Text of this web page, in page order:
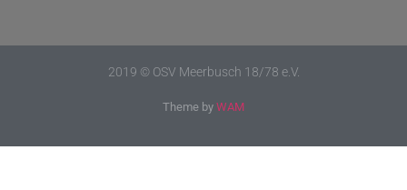
2019 © OSV Meerbusch 18/78 e.V.
Theme by WAM